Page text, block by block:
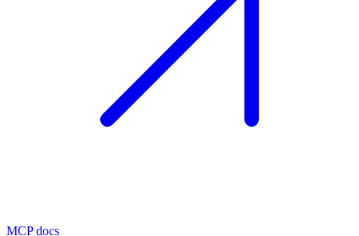
MCP docs